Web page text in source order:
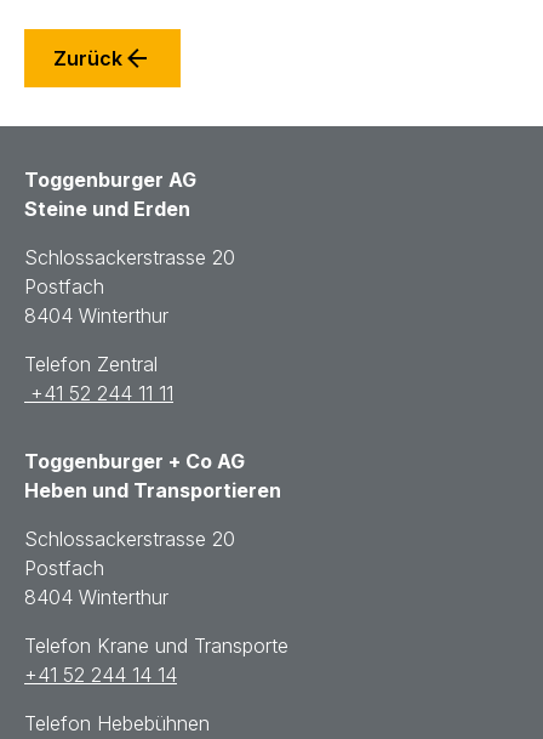
Zurück
Toggenburger AG
Steine und Erden
Schlossackerstrasse 20
Postfach
8404 Winterthur
Telefon Zentral
+41 52 244 11 11
Toggenburger + Co AG
Heben und Transportieren
Schlossackerstrasse 20
Postfach
8404 Winterthur
Telefon Krane und Transporte
+41 52 244 14 14
Telefon Hebebühnen